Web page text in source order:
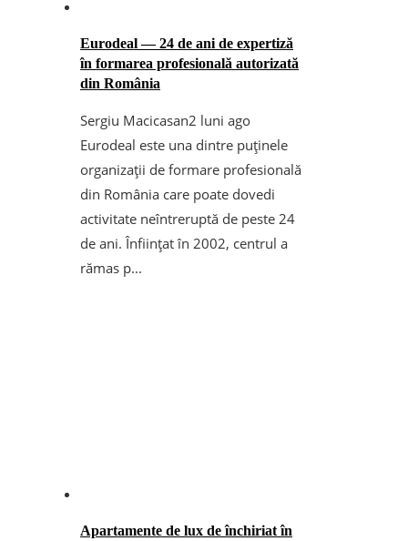
Eurodeal — 24 de ani de expertiză
în formarea profesională autorizată
din România
Sergiu Macicasan2 luni ago
Eurodeal este una dintre puținele
organizații de formare profesională
din România care poate dovedi
activitate neîntreruptă de peste 24
de ani. Înființat în 2002, centrul a
rămas p...
Apartamente de lux de închiriat în